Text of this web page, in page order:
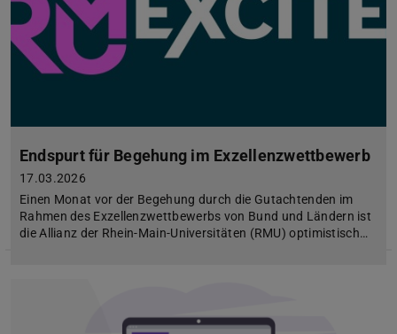
Endspurt für Begehung im Exzellenzwettbewerb
17.03.2026
Einen Monat vor der Begehung durch die Gutachtenden im
Rahmen des Exzellenzwettbewerbs von Bund und Ländern ist
die Allianz der Rhein-Main-Universitäten (RMU) optimistisch…